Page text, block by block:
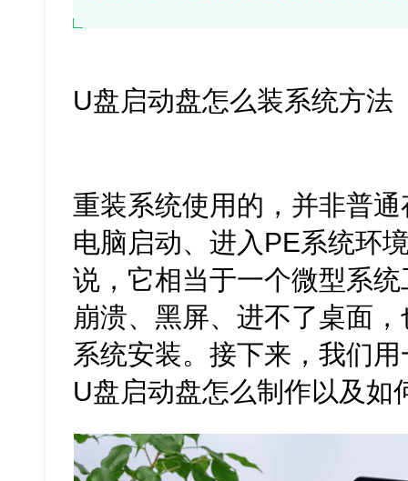
U盘启动盘怎么装系统方法
重装系统使用的，并非普
电脑启动、进入PE系统环
说，它相当于一个微型系
崩溃、黑屏、进不了桌面
系统安装。接下来，我们
U盘启动盘怎么制作以及如